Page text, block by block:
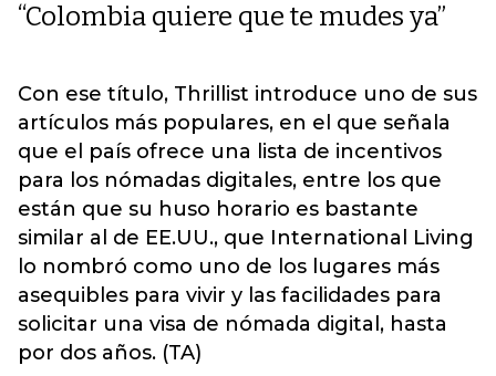
“Colombia quiere que te mudes ya”
Con ese título, Thrillist introduce uno de sus
artículos más populares, en el que señala
que el país ofrece una lista de incentivos
para los nómadas digitales, entre los que
están que su huso horario es bastante
similar al de EE.UU., que International Living
lo nombró como uno de los lugares más
asequibles para vivir y las facilidades para
solicitar una visa de nómada digital, hasta
por dos años. (TA)